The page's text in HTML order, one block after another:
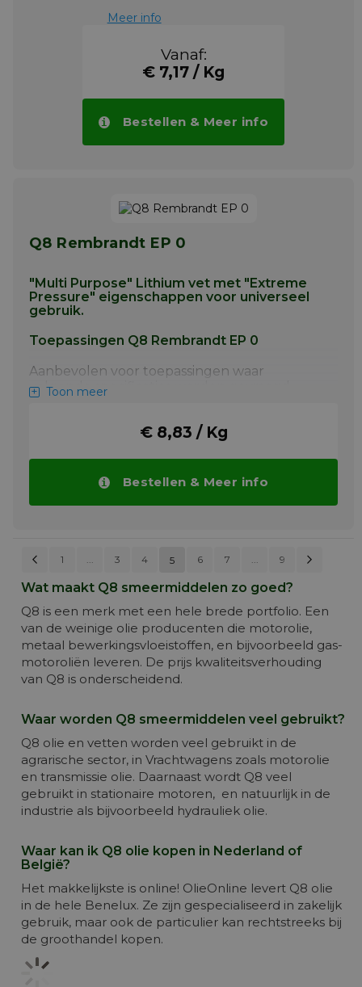
Meer info
Vanaf:
€ 7,17 / Kg
Bestellen & Meer info
Q8 Rembrandt EP 0
"Multi Purpose" Lithium vet met "Extreme
Pressure" eigenschappen voor universeel
gebruik.
Toepassingen Q8 Rembrandt EP 0
Aanbevolen voor toepassingen waar
volgende specificaties worden gevraagd
en glijlagers in: - Grondverzetmachines, -
Tractoren, - Hijskranen, - Lieren, -
Vrachtwagens, - Graafwerktuigen
Toon meer
€ 8,83 / Kg
Bestellen & Meer info
PAGINAPagina
Vorige Pagina
1 ... Pagina
3 Pagina
4 U lees momenteel
5 6 7 ... 9
Wat maakt Q8 smeermiddelen zo goed?
Q8 is een merk met een hele brede portfolio. Een
van de weinige olie producenten die motorolie,
metaal bewerkingsvloeistoffen, en bijvoorbeeld gas-
motoroliën leveren. De prijs kwaliteitsverhouding
van Q8 is onderscheidend.
Waar worden Q8 smeermiddelen veel gebruikt?
Q8 olie en vetten worden veel gebruikt in de
agrarische sector, in Vrachtwagens zoals motorolie
en transmissie olie. Daarnaast wordt Q8 veel
gebruikt in stationaire motoren, en natuurlijk in de
industrie als bijvoorbeeld hydrauliek olie.
Waar kan ik Q8 olie kopen in Nederland of
België?
Het makkelijkste is online! OlieOnline levert Q8 olie
in de hele Benelux. Ze zijn gespecialiseerd in zakelijk
gebruik, maar ook de particulier kan rechtstreeks bij
de groothandel kopen.